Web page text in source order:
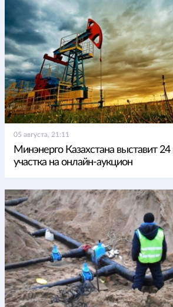
05 августа, 21:11
Минэнерго Казахстана выставит
участка на онлайн-аукцион